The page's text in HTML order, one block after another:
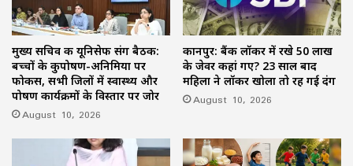
मुख्य सचिव की यूनिसेफ संग बैठक:
बच्चों के कुपोषण-अनिमिया पर
फोकस, सभी जिलों में स्वास्थ्य और
पोषण कार्यक्रमों के विस्तार पर जोर
August 10, 2026
कानपुर: बैंक लॉकर में रखे 50 लाख
के जेवर कहां गए? 23 साल बाद
महिला ने लॉकर खोला तो रह गई दंग
August 10, 2026